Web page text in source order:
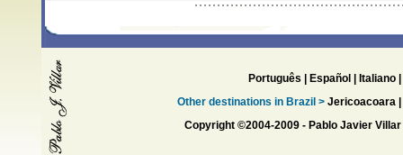
Português Español Italiano
Other destinations in Brazil >Jericoacoara|
Copyright ©2004-2009 - Pablo Javier